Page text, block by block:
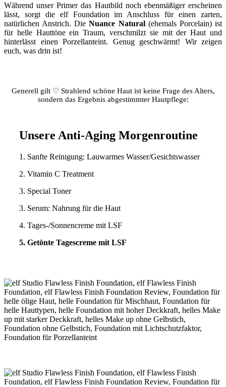
Während unser Primer das Hautbild noch ebenmäßiger erscheinen
lässt, sorgt die elf Foundation im Anschluss für einen zarten,
natürlichen Anstrich. DieNuance Natural(ehemals Porcelain) ist
für helle Hauttöne ein Traum, verschmilzt sie mit der Haut und
hinterlässt einen Porzellanteint. Genug geschwärmt! Wir zeigen
euch, was drin ist!
Generell gilt ♡ Strahlend schöne Haut ist keine Frage des Alters,
sondern das Ergebnis abgestimmter Hautpflege:
Unsere Anti-Aging Morgenroutine
1. Sanfte Reinigung: Lauwarmes Wasser/Gesichtswasser
2. Vitamin C Treatment
3. Special Toner
3. Serum: Nahrung für die Haut
4. Tages-/Sonnencreme mit LSF
5. Getönte Tagescreme mit LSF